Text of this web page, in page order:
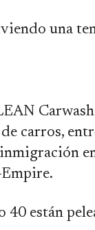
una
carros,
están